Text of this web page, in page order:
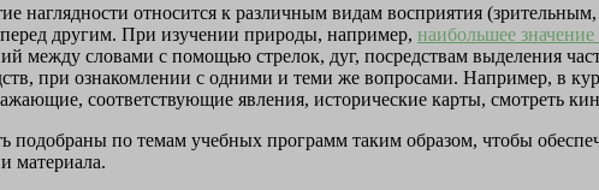
наглядности относится к различным видам восприятия
другим. При изучении природы, например, наибольшее значение
между словами с помощью стрелок, дуг, посредствам выделения
при ознакомлении с одними и теми же вопросами. Например, в
соответствующие явления, исторические карты, смотреть
по темам учебных программ таким образом, чтобы
материала.